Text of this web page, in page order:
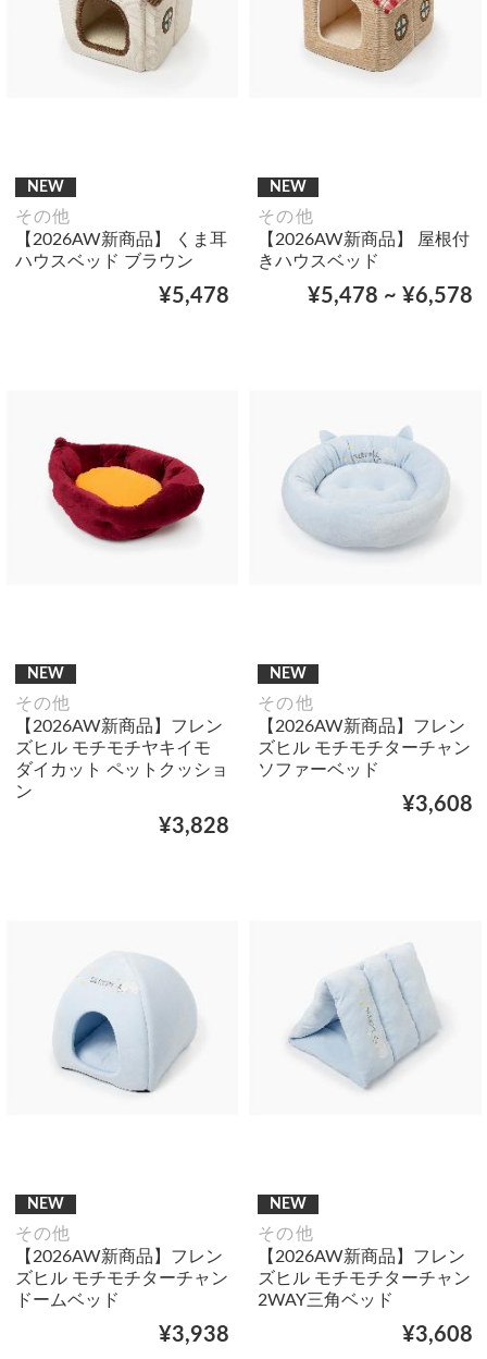
NEW
その他
【2026AW新商品】 くま耳
ハウスベッド ブラウン
¥5,478
NEW
その他
【2026AW新商品】 屋根付
きハウスベッド
¥5,478 ~ ¥6,578
NEW
その他
【2026AW新商品】フレン
ズヒル モチモチヤキイモ
ダイカット ペットクッショ
ン
¥3,828
NEW
その他
【2026AW新商品】フレン
ズヒル モチモチターチャン
ソファーベッド
¥3,608
NEW
その他
【2026AW新商品】フレン
ズヒル モチモチターチャン
ドームベッド
¥3,938
NEW
その他
【2026AW新商品】フレン
ズヒル モチモチターチャン
2WAY三角ベッド
¥3,608